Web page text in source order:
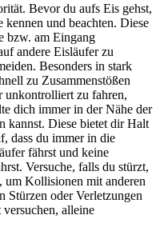
Bevor du aufs Eis gehst,
kennen und beachten. Diese
bzw. am Eingang
andere Eisläufer zu
Besonders in stark
zu Zusammenstößen
unkontrolliert zu fahren,
dich immer in der Nähe der
kannst. Diese bietet dir Halt
dass du immer in die
fährst und keine
Versuche, falls du stürzt,
um Kollisionen mit anderen
Stürzen oder Verletzungen
alleine